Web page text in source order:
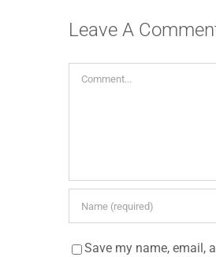
Leave A
Save my name, email,